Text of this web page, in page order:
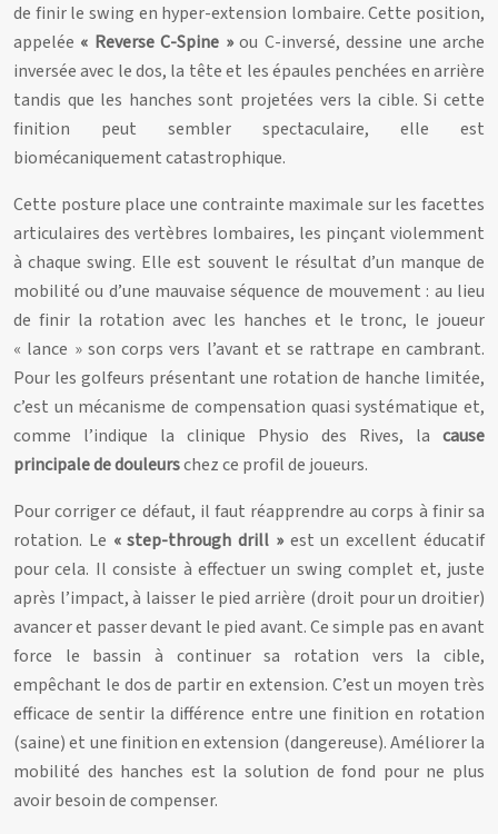
de finir le swing en hyper-extension lombaire. Cette position,
appelée « Reverse C-Spine »ou C-inversé, dessine une arche
inversée avec le dos, la tête et les épaules penchées en arrière
tandis que les hanches sont projetées vers la cible. Si cette
finition peut sembler spectaculaire, elle est
biomécaniquement catastrophique.
Cette posture place une contrainte maximale sur les facettes
articulaires des vertèbres lombaires, les pinçant violemment
à chaque swing. Elle est souvent le résultat d’un manque de
mobilité ou d’une mauvaise séquence de mouvement : au lieu
de finir la rotation avec les hanches et le tronc, le joueur
« lance » son corps vers l’avant et se rattrape en cambrant.
Pour les golfeurs présentant une rotation de hanche limitée,
c’est un mécanisme de compensation quasi systématique et,
comme l’indique la clinique Physio des Rives, la cause
principale de douleurschez ce profil de joueurs.
Pour corriger ce défaut, il faut réapprendre au corps à finir sa
rotation. Le « step-through drill »est un excellent éducatif
pour cela. Il consiste à effectuer un swing complet et, juste
après l’impact, à laisser le pied arrière (droit pour un droitier)
avancer et passer devant le pied avant. Ce simple pas en avant
force le bassin à continuer sa rotation vers la cible,
empêchant le dos de partir en extension. C’est un moyen très
efficace de sentir la différence entre une finition en rotation
(saine) et une finition en extension (dangereuse). Améliorer la
mobilité des hanches est la solution de fond pour ne plus
avoir besoin de compenser.